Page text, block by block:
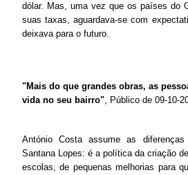
dólar. Mas, uma vez que os países do
suas taxas, aguardava-se com
deixava para o futuro.
"Mais do que grandes obras, as
vida no seu bairro", Público de 09-10-
António Costa assume as
Santana Lopes: é a política da criação
escolas, de pequenas melhorias para